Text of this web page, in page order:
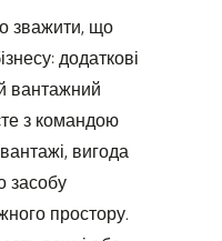
зважити, що
додаткові
вантажний
з командою
вигода
засобу
простору.